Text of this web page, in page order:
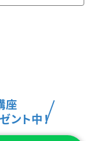
座
ント中！